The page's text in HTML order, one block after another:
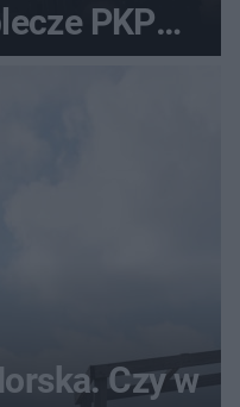
PKP
Czy w